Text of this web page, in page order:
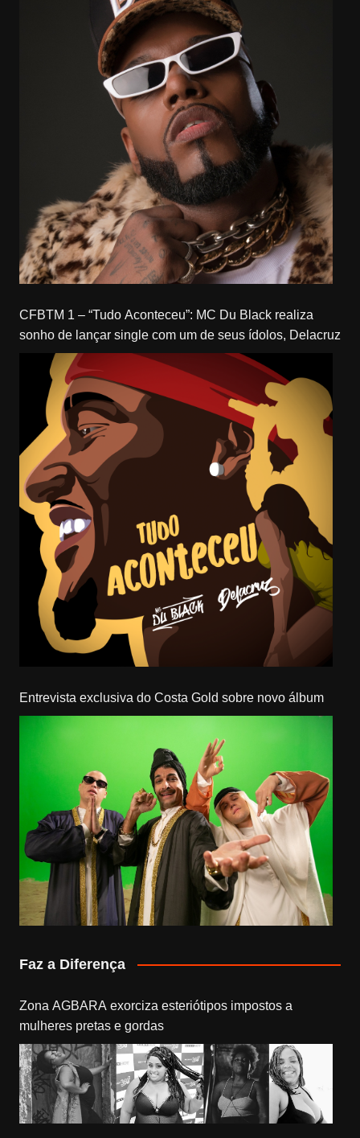
CFBTM 1 – “Tudo Aconteceu”: MC Du Black realiza
sonho de lançar single com um de seus ídolos, Delacruz
Entrevista exclusiva do Costa Gold sobre novo álbum
Faz a Diferença
Zona AGBARA exorciza esteriótipos impostos a
mulheres pretas e gordas